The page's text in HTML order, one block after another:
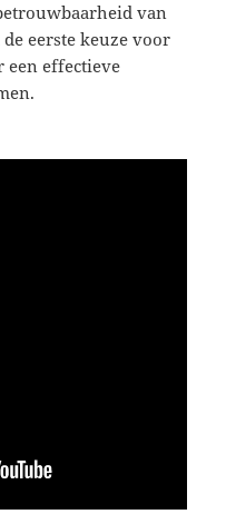
van
eerste keuze voor
een effectieve